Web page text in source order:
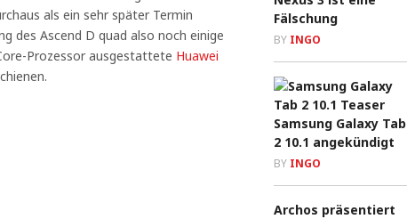
als ein sehr später Termin
des Ascend D quad also noch einige
Prozessor ausgestattete Huawei
Fälschung
BY INGO
Samsung Galaxy Tab
2 10.1 angekündigt
BY INGO
Archos präsentiert